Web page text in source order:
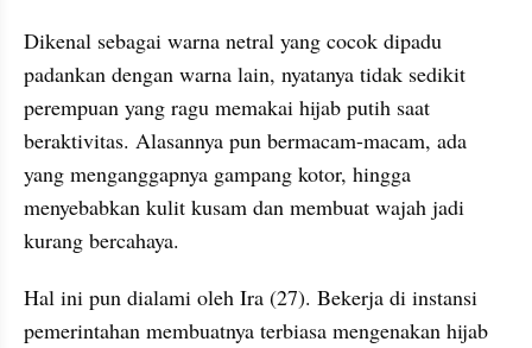
Dikenal sebagai warna netral yang cocok dipadu
padankan dengan warna lain, nyatanya tidak sedikit
perempuan yang ragu memakai hijab putih saat
beraktivitas. Alasannya pun bermacam-macam, ada
yang menganggapnya gampang kotor, hingga
menyebabkan kulit kusam dan membuat wajah jadi
kurang bercahaya.
Hal ini pun dialami oleh Ira (27). Bekerja di instansi
pemerintahan membuatnya terbiasa mengenakan hijab